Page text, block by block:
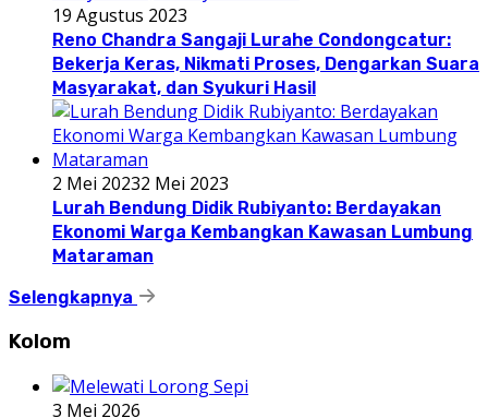
19 Agustus 2023
Reno Chandra Sangaji Lurahe Condongcatur:
Bekerja Keras, Nikmati Proses, Dengarkan Suara
Masyarakat, dan Syukuri Hasil
2 Mei 20232 Mei 2023
Lurah Bendung Didik Rubiyanto: Berdayakan
Ekonomi Warga Kembangkan Kawasan Lumbung
Mataraman
Selengkapnya
Kolom
3 Mei 2026